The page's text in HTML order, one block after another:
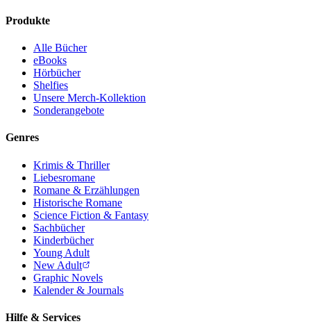
Produkte
Alle Bücher
eBooks
Hörbücher
Shelfies
Unsere Merch-Kollektion
Sonderangebote
Genres
Krimis & Thriller
Liebesromane
Romane & Erzählungen
Historische Romane
Science Fiction & Fantasy
Sachbücher
Kinderbücher
Young Adult
New Adult
Graphic Novels
Kalender & Journals
Hilfe & Services